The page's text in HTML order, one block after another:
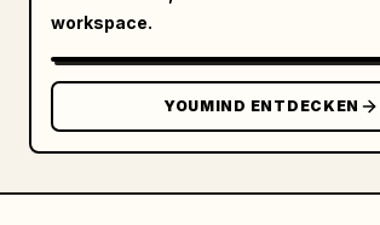
volumetrische Beleuchtung, ultra-
detailliertes 8K-Meisterwerk,
maskuline Ästhetik, modernes
emotional-kinematografische
workspace.
YOUMIND ENTDECKEN